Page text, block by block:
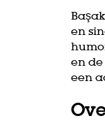
en
en
een